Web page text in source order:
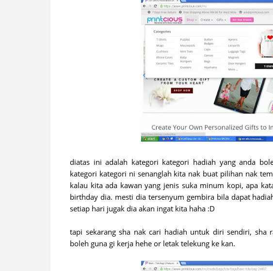
diatas ini adalah kategori kategori hadiah yang anda
kategori kategori ni senanglah kita nak buat pilihan nak
kalau kita ada kawan yang jenis suka minum kopi, apa
birthday dia. mesti dia tersenyum gembira bila dapat
setiap hari jugak dia akan ingat kita haha :D
tapi sekarang sha nak cari hadiah untuk diri sendiri, sha
boleh guna gi kerja hehe or letak telekung ke kan.